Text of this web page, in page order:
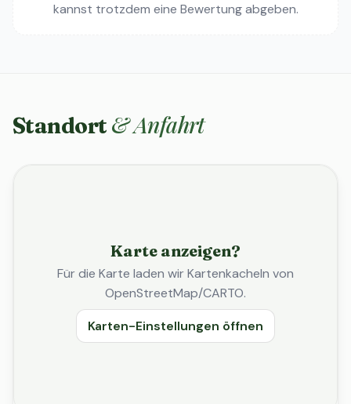
kannst trotzdem eine Bewertung abgeben.
Standort & Anfahrt
Karte anzeigen?
Für die Karte laden wir Kartenkacheln von
OpenStreetMap/CARTO.
Karten-Einstellungen öffnen